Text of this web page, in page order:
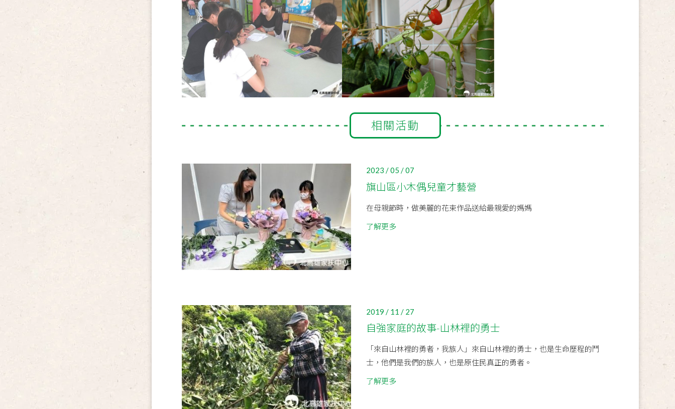
相關活動
2023 / 05 / 07
旗山區小木偶兒童才藝營
在母親節時，做美麗的花束作品送給最親愛的媽媽
了解更多
2019 / 11 / 27
自強家庭的故事-山林裡的勇士
「來自山林裡的勇者，我族人」來自山林裡的勇士，也是生命歷程的鬥
士，他們是我們的族人，也是原住民真正的勇者。
了解更多